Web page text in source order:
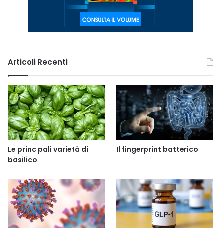
Articoli Recenti
Le principali varietà di
basilico
Il fingerprint batterico